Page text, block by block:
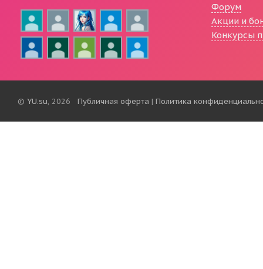
Форум
Акции и
Конкурсы
© YU.su, 2026 Публичная оферта | Политика